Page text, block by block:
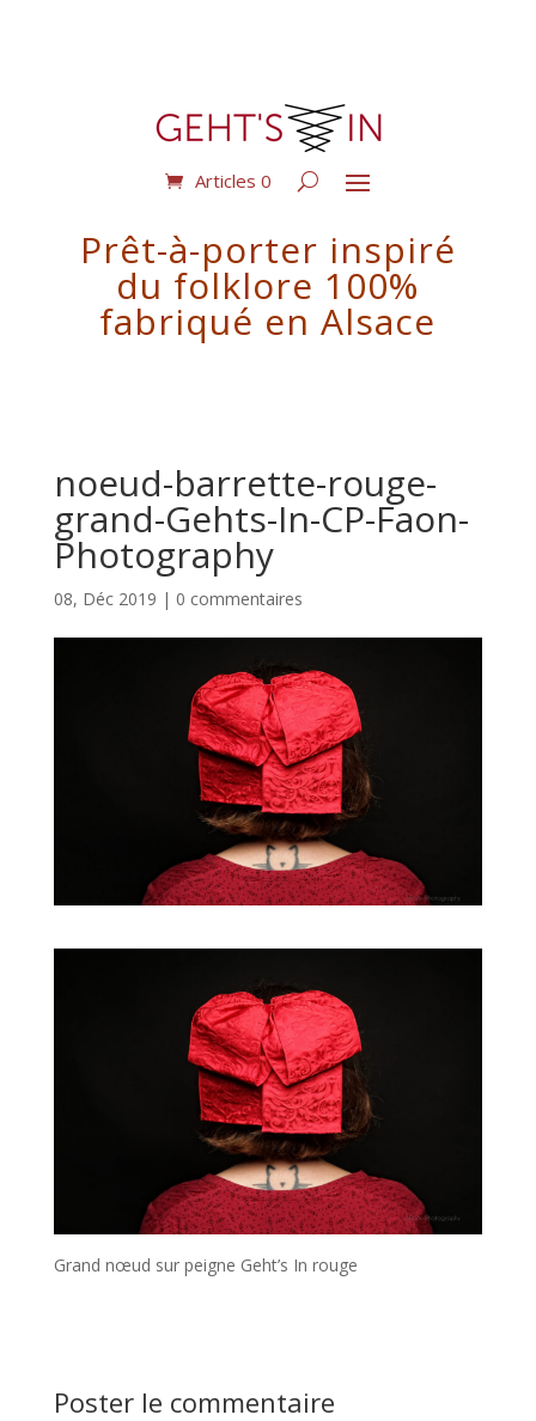
Articles 0
Prêt-à-porter inspiré
du folklore 100%
fabriqué en Alsace
noeud-barrette-rouge-
grand-Gehts-In-CP-Faon-
Photography
08, Déc 2019 | 0 commentaires
Grand nœud sur peigne Geht’s In rouge
Poster le commentaire